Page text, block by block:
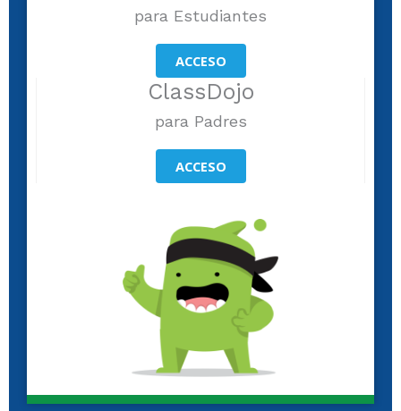
para Estudiantes
ACCESO
ClassDojo
para Padres
ACCESO